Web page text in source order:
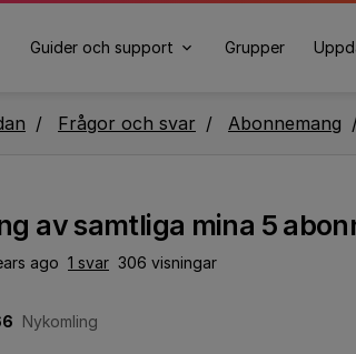
Guider och support Grupper
Frågor och svar Abonnemang
av samtliga mina 5
ago 1 svar 306 visningar
Nykomling